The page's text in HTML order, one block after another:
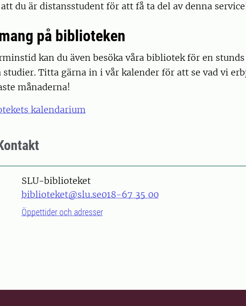
du är distansstudent för att få ta del av denna
på biblioteken
kan du även besöka våra bibliotek för en
Titta gärna in i vår kalender för att se vad vi
månaderna!
kalendarium
SLU-biblioteket
biblioteket@slu.se018-67 35 00
Öppettider och adresser